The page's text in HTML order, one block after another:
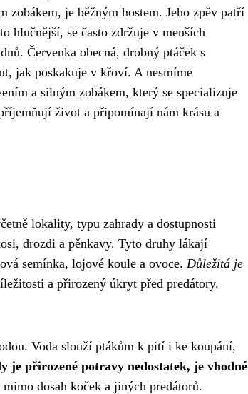
zobákem, je běžným hostem. Jeho zpěv patří
hlučnější, se často zdržuje v menších
Červenka obecná, drobný ptáček s
jak poskakuje v křoví. A nesmíme
a silným zobákem, který se specializuje
život a připomínají nám krásu a
lokality, typu zahrady a dostupnosti
drozdi a pěnkavy. Tyto druhy lákají
semínka, lojové koule a ovoce. Důležitá je
a přirozený úkryt před predátory.
Voda slouží ptákům k pití i ke koupání,
je přirozené potravy nedostatek, je vhodné
dosah koček a jiných predátorů.